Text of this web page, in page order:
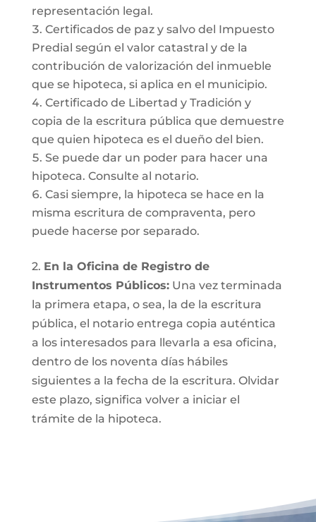
representación legal.
Certificados de paz y salvo del Impuesto
Predial según el valor catastral y de la
contribución de valorización del inmueble
que se hipoteca, si aplica en el municipio.
Certificado de Libertad y Tradición y
copia de la escritura pública que demuestre
que quien hipoteca es el dueño del bien.
Se puede dar un poder para hacer una
hipoteca. Consulte al notario.
Casi siempre, la hipoteca se hace en la
misma escritura de compraventa, pero
puede hacerse por separado.
2. En la Oficina de Registro de
Instrumentos Públicos:Una vez terminada
la primera etapa, o sea, la de la escritura
pública, el notario entrega copia auténtica
a los interesados para llevarla a esa oficina,
dentro de los noventa días hábiles
siguientes a la fecha de la escritura. Olvidar
este plazo, significa volver a iniciar el
trámite de la hipoteca.